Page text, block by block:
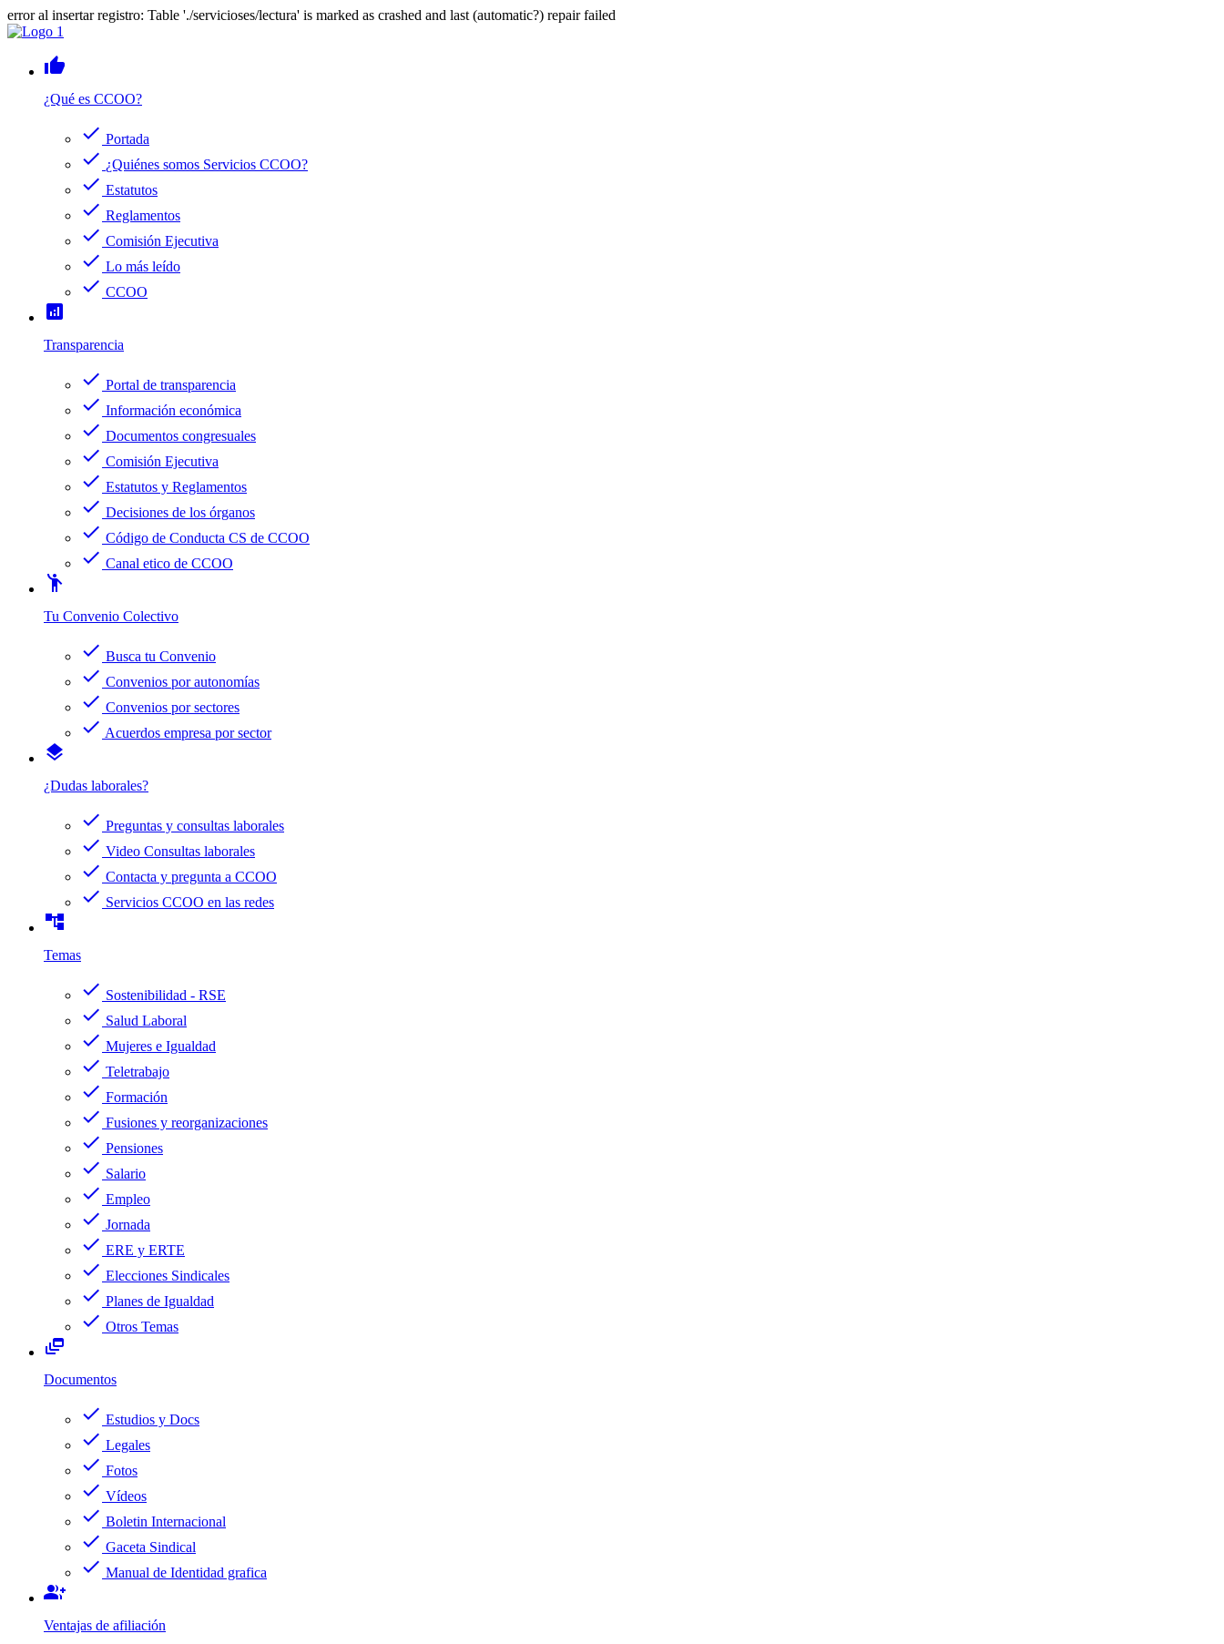
error al insertar registro: Table './servicioses/lectura' is marked as crashed and last (automatic?) repair failed
thumb_up
¿Qué es CCOO?
check Portada
check ¿Quiénes somos Servicios CCOO?
check Estatutos
check Reglamentos
check Comisión Ejecutiva
check Lo más leído
check CCOO
analytics
Transparencia
check Portal de transparencia
check Información económica
check Documentos congresuales
check Comisión Ejecutiva
check Estatutos y Reglamentos
check Decisiones de los órganos
check Código de Conducta CS de CCOO
check Canal etico de CCOO
emoji_people
Tu Convenio Colectivo
check Busca tu Convenio
check Convenios por autonomías
check Convenios por sectores
check Acuerdos empresa por sector
layers
¿Dudas laborales?
check Preguntas y consultas laborales
check Video Consultas laborales
check Contacta y pregunta a CCOO
check Servicios CCOO en las redes
account_tree
Temas
check Sostenibilidad - RSE
check Salud Laboral
check Mujeres e Igualdad
check Teletrabajo
check Formación
check Fusiones y reorganizaciones
check Pensiones
check Salario
check Empleo
check Jornada
check ERE y ERTE
check Elecciones Sindicales
check Planes de Igualdad
check Otros Temas
dynamic_feed
Documentos
check Estudios y Docs
check Legales
check Fotos
check Vídeos
check Boletin Internacional
check Gaceta Sindical
check Manual de Identidad grafica
group_add
Ventajas de afiliación